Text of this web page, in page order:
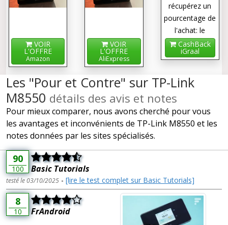
VOIR
L'OFFRE
Amazon
VOIR
L'OFFRE
AliExpress
récupérez un
pourcentage de
l'achat: le
cashback !
CashBack
iGraal
Les "Pour et Contre" sur TP-Link
M8550 détails des avis et notes
Pour mieux comparer, nous avons cherché pour vous
les avantages et inconvénients de TP-Link M8550 et les
notes données par les sites spécialisés.
90
100 Basic Tutorials
testé le 03/10/2025 - [lire le test complet sur Basic Tutorials]
8
10 FrAndroid